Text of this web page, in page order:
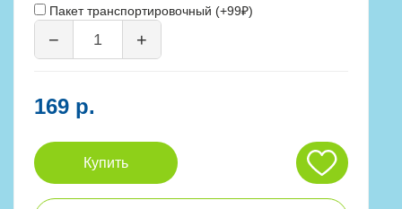
Пакет транспортировочный (+99₽)
− +
169 р.
Купить